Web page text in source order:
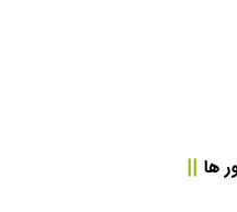
ها ||